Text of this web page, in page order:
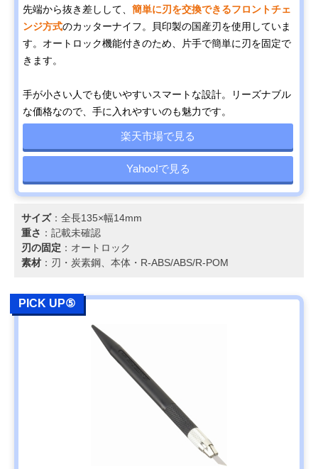
先端から抜き差しして、 簡単に刃を交換できるフロントチェ
ンジ方式のカッターナイフ。貝印製の国産刃を使用していま
す。オートロック機能付きのため、片手で簡単に刃を固定で
きます。
手が小さい人でも使いやすいスマートな設計。リーズナブル
な価格なので、手に入れやすいのも魅力です。
楽天市場で見る
Yahoo!で見る
サイズ：全長135×幅14mm
重さ ：記載未確認
刃の固定 ：オートロック
素材 ：刃・炭素鋼、本体・R-ABS/ABS/R-POM
PICK UP⑤